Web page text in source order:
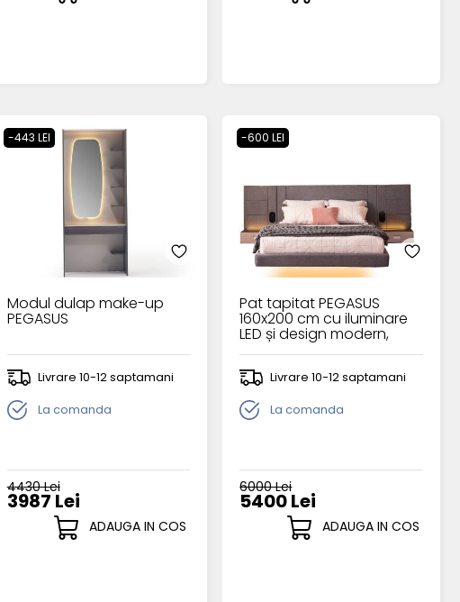
-443 LEI
Modul dulap make-up
PEGASUS
Livrare 10-12 saptamani
La comanda
4430 Lei
3987 Lei
ADAUGA IN COS
-600 LEI
Pat tapitat PEGASUS
160x200 cm cu iluminare
LED și design modern,
efect de plutire
Livrare 10-12 saptamani
La comanda
6000 Lei
5400 Lei
ADAUGA IN COS